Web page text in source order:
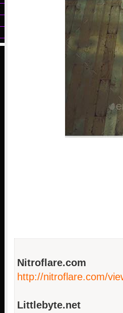
Nitroflare.com
http://nitroflare.com/
Littlebyte.net